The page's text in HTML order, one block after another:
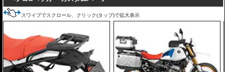
スワイプでスクロール、クリック(タップ)で拡大表示